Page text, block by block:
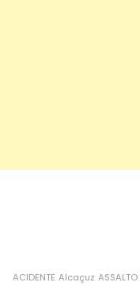
ACIDENTE Alcaçuz ASSALTO